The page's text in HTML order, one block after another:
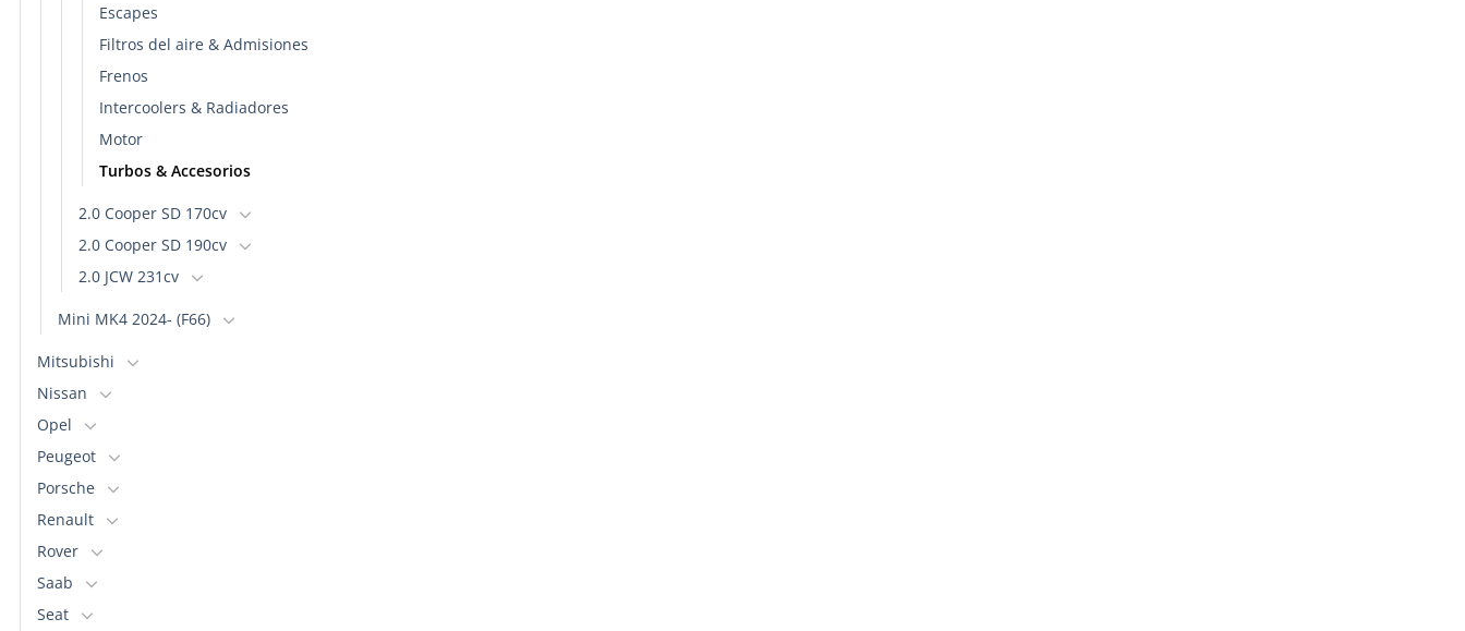
Escapes
Filtros del aire & Admisiones
Frenos
Intercoolers & Radiadores
Motor
Turbos & Accesorios
2.0 Cooper SD 170cv
2.0 Cooper SD 190cv
2.0 JCW 231cv
Mini MK4 2024- (F66)
Mitsubishi
Nissan
Opel
Peugeot
Porsche
Renault
Rover
Saab
Seat